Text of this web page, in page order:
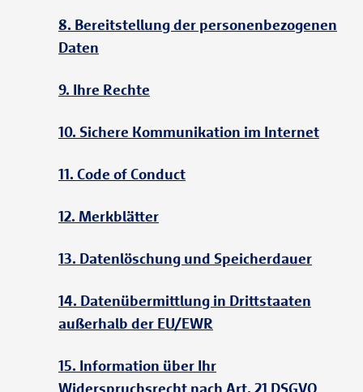
8. Bereitstellung der personenbezogenen
Daten
9. Ihre Rechte
10. Sichere Kommunikation im Internet
11. Code of Conduct
12. Merkblätter
13. Datenlöschung und Speicherdauer
14. Datenübermittlung in Drittstaaten
außerhalb der EU/EWR
15. Information über Ihr